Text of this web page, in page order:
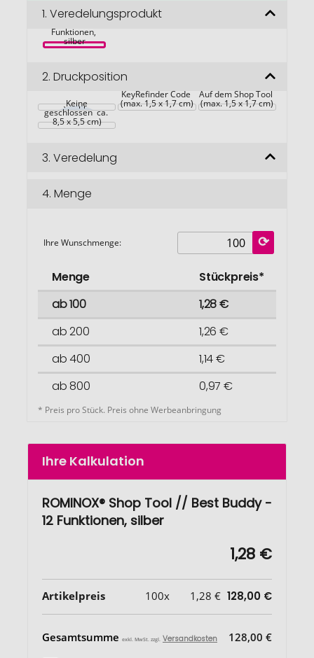
Bildgalerie
1. Veredelungsprodukt
Shop Tool //
Funktionen,
silber
2. Druckposition
Keine
KeyRefinder Code
(max. 1,5 x 1,7 cm)
Auf dem Shop Tool
(max. 1,5 x 1,7 cm)
Tool (Mäppchen
geschlossen  ca.
8,5 x 5,5 cm)
3. Veredelung
4. Menge
Ihre Wunschmenge:
Menge
Stückpreis*
ab 100
1,28 €
ab 200
1,26 €
ab 400
1,14 €
ab 800
0,97 €
* Preis pro Stück. Preis ohne Werbeanbringung
Ihre Kalkulation
ROMINOX® Shop Tool // Best Buddy -
12 Funktionen, silber
1,28 €
Artikelpreis 100x 1,28 € 128,00 €
Gesamtsumme exkl. MwSt. zzgl. Versandkosten 128,00 €